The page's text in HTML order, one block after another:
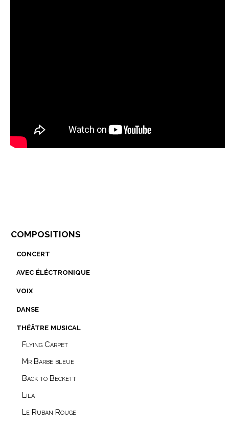
compositions
théâtre musical
Le Ruban Rouge
Lila
Back to Beckett
Mr Barbe bleue
Flying Carpet
danse
voix
avec éléctronique
concert